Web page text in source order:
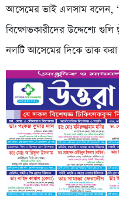
আসেমের ভাই এলসাম বলেন,
বিক্ষোভকারীদের উদ্দেশ্যে
নলটি আসেমের দিকে তাক করা